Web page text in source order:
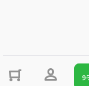
ورود /